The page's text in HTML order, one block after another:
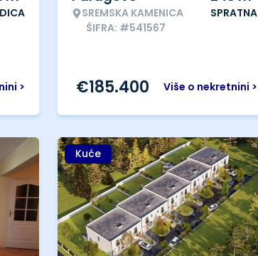
>
SREMSKA KAMENICA
ŠIFRA: #541567
SPRATNA
Više o nekretnini >
€185.400
Kuće